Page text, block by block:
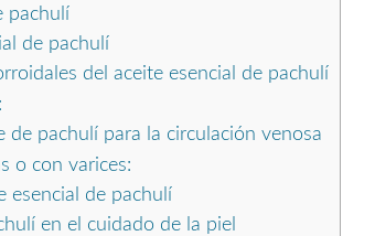
pachulí
de pachulí
del aceite esencial de pachulí
de pachulí para la circulación venosa
o con varices:
esencial de pachulí
en el cuidado de la piel